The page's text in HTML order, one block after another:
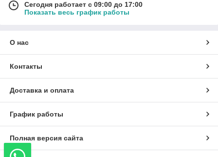
Сегодня работает с 09:00 до 17:00
Показать весь график работы
О нас
Контакты
Доставка и оплата
График работы
Полная версия сайта